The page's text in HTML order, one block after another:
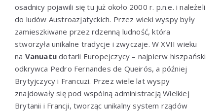
osadnicy pojawili się tu już około 2000 r. p.n.e. i należeli
do ludów Austroazjatyckich. Przez wieki wyspy były
zamieszkiwane przez rdzenną ludność, która
stworzyła unikalne tradycje i zwyczaje. W XVII wieku
na Vanuatu dotarli Europejczycy – najpierw hiszpański
odkrywca Pedro Fernandes de Queirós, a później
Brytyjczycy i Francuzi. Przez wiele lat wyspy
znajdowały się pod wspólną administracją Wielkiej
Brytanii i Francji, tworząc unikalny system rządów